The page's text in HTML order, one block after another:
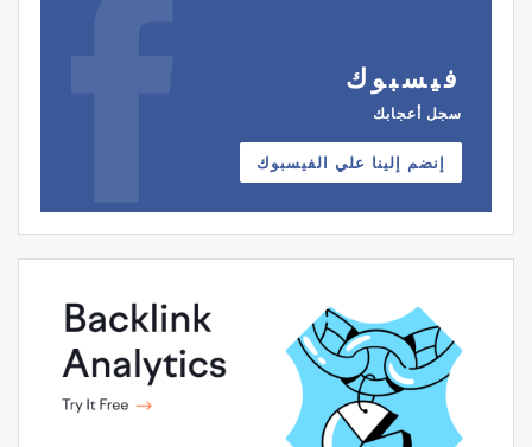
فيسبوك
سجل أعجابك
إنضم إلينا علي الفيسبوك